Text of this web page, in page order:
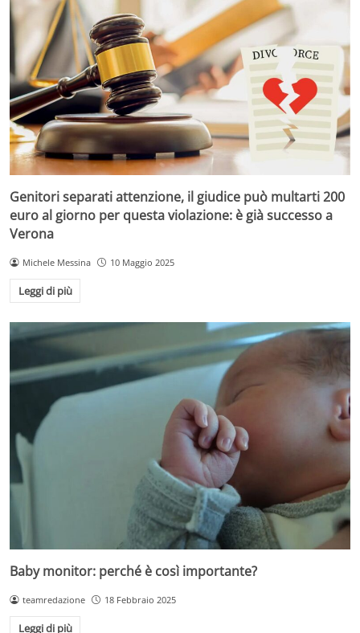
Genitori separati attenzione, il giudice può multarti 200
euro al giorno per questa violazione: è già successo a
Verona
Michele Messina 10 Maggio 2025
Leggi di più
Baby monitor: perché è così importante?
teamredazione 18 Febbraio 2025
Leggi di più